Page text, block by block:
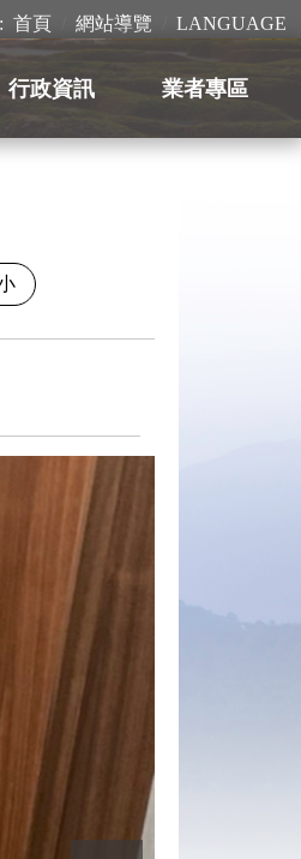
首頁 網站導覽 LANGUAGE
行政資訊 業者專區